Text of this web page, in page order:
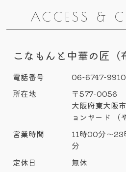
ACCESS &
こなもんと中華の匠（
電話番号
06-6747-9910
所在地
〒577-0056
大阪府東大阪
ョンヤード （
営業時間
11時00分～
分
定休日
無休